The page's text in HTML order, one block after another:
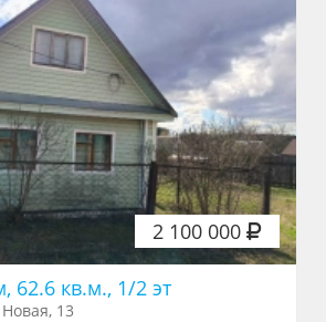
2 100 000
62.6 кв.м., 1/2 эт
13